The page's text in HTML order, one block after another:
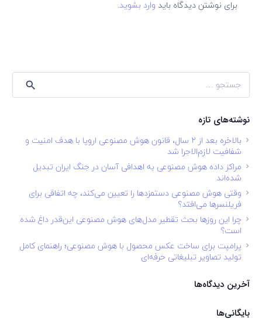
برای نوشتن دیدگاه باید وارد بشوید.
برای:
نوشته‌های تازه
بالاخره بعد از ۲ سال، قانون هوش مصنوعی اروپا با هدف امنیت و
شفافیت لازم‌الاجرا شد
مراکز داده هوش مصنوعی به اهدافی آسان در جنگ ایران تبدیل
شده‌اند
وقتی هوش مصنوعی دستمزدها را تعیین می‌کند، چه اتفاقی برای
فریلنسرها می‌افتد؟
چرا این روزها بحث تقطیر مدل‌های هوش مصنوعی این‌قدر داغ شده
است؟
پرامپت برای ساخت عکس محصول با هوش مصنوعی؛ راهنمای کامل
تولید تصاویر تبلیغاتی حرفه‌ای
آخرین دیدگاه‌ها
بایگانی‌ها